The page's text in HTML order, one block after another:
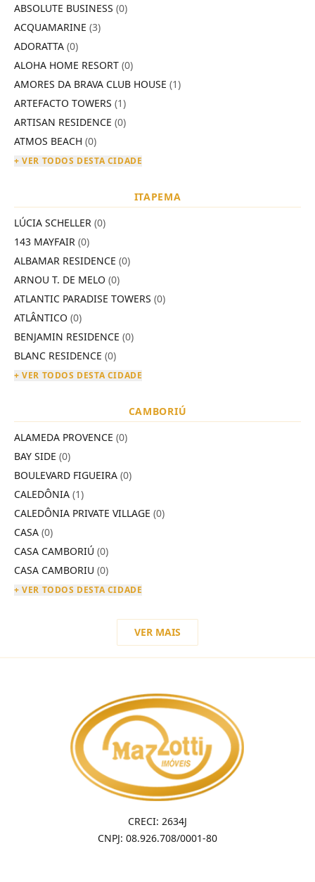
ABSOLUTE BUSINESS (0)
ACQUAMARINE (3)
ADORATTA (0)
ALOHA HOME RESORT (0)
AMORES DA BRAVA CLUB HOUSE (1)
ARTEFACTO TOWERS (1)
ARTISAN RESIDENCE (0)
ATMOS BEACH (0)
+ VER TODOS DESTA CIDADE
ITAPEMA
LÚCIA SCHELLER (0)
143 MAYFAIR (0)
ALBAMAR RESIDENCE (0)
ARNOU T. DE MELO (0)
ATLANTIC PARADISE TOWERS (0)
ATLÂNTICO (0)
BENJAMIN RESIDENCE (0)
BLANC RESIDENCE (0)
+ VER TODOS DESTA CIDADE
CAMBORIÚ
ALAMEDA PROVENCE (0)
BAY SIDE (0)
BOULEVARD FIGUEIRA (0)
CALEDÔNIA (1)
CALEDÔNIA PRIVATE VILLAGE (0)
CASA (0)
CASA CAMBORIÚ (0)
CASA CAMBORIU (0)
+ VER TODOS DESTA CIDADE
VER MAIS
CRECI: 2634J
CNPJ: 08.926.708/0001-80